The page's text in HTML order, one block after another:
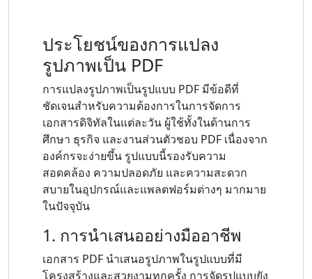
ประโยชน์ของการแปลง
รูปภาพเป็น PDF
การแปลงรูปภาพเป็นรูปแบบ PDF มีข้อดีที่
ชัดเจนสำหรับความต้องการในการจัดการ
เอกสารดิจิทัลในแต่ละวัน ผู้ใช้ทั้งในด้านการ
ศึกษา ธุรกิจ และงานส่วนตัวชอบ PDF เนื่องจาก
องค์กรจะง่ายขึ้น รูปแบบนี้รองรับความ
สอดคล้อง ความปลอดภัย และความสะดวก
สบายในอุปกรณ์และแพลตฟอร์มต่างๆ มากมาย
ในปัจจุบัน
1. การนำเสนออย่างมืออาชีพ
เอกสาร PDF นำเสนอรูปภาพในรูปแบบที่มี
โครงสร้างและสวยงามทุกครั้ง การจัดรูปแบบยัง